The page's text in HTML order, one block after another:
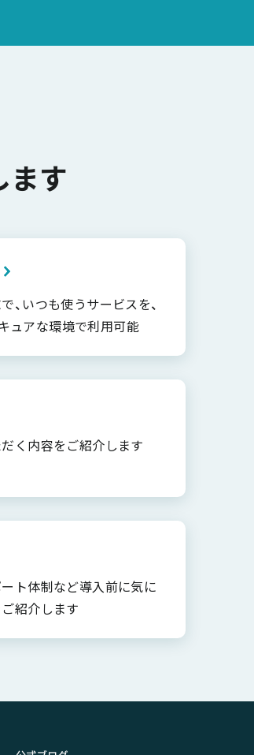
ます
、いつも使うサービスを、
ュアな環境で利用可能
く内容をご紹介します
ト体制など導入前に気に
紹介します